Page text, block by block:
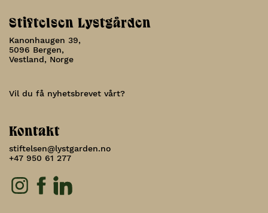
Stiftelsen Lystgården
Kanonhaugen 39,
5096 Bergen,
Vestland, Norge
Vil du få nyhetsbrevet vårt?
Kontakt
stiftelsen@lystgarden.no
+47 950 61 277